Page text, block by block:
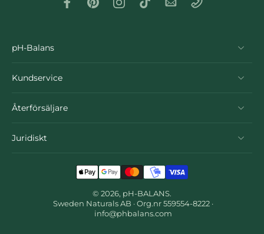
pH-Balans
Kundservice
Återförsäljare
Juridiskt
© 2026, pH-BALANS.
Sweden Naturals AB · Org.nr 559554-8222 ·
info@phbalans.com